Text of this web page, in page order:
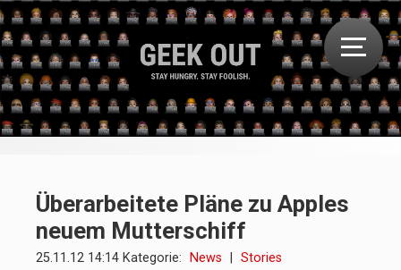
Überarbeitete Pläne zu Apples
neuem Mutterschiff
25.11.12 14:14 Kategorie: News Stories